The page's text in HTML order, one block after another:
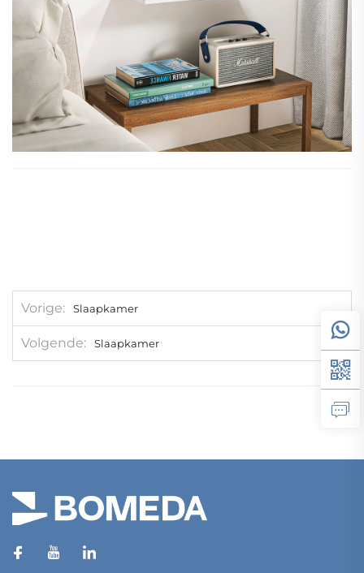
Vorige Slaapkamer
Volgende Slaapkamer